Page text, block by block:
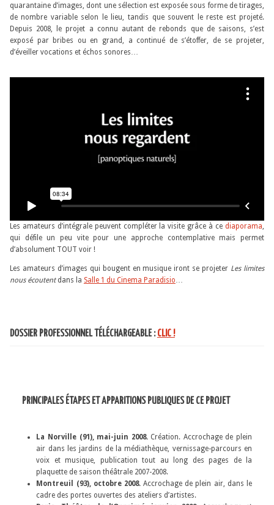
quarantaine d’images, dont une sélection est exposée sous forme de tirages,
de nombre variable selon le lieu, tandis que souvent le reste est projeté.
Depuis 2008, le projet a connu autant de rebonds que de saisons, s’est
exposé par bribes ou en grand, a continué de s’étoffer, de se projeter,
d’éveiller vocations et échos sonores…
Les amateurs d’intégrale peuvent compléter la visite grâce à ce diaporama,
qui défile un peu vite pour une approche contemplative mais permet
d’absolument TOUT voir !
Les amateurs d’images qui bougent en musique iront se projeter Les limites
nous écoutentdans la Salle 1 du Cinema Paradisio
DOSSIER PROFESSIONNEL TÉLÉCHARGEABLE :CLIC !
PRINCIPALES ÉTAPES ET APPARITIONS PUBLIQUES DE CE PROJET
La Norville (91), mai-juin 2008.Création. Accrochage de plein
air dans les jardins de la médiathèque, vernissage-parcours en
voix et musique, publication tout au long des pages de la
plaquette de saison théâtrale 2007-2008.
Montreuil (93), octobre 2008.Accrochage de plein air, dans le
cadre des portes ouvertes des ateliers d’artistes.